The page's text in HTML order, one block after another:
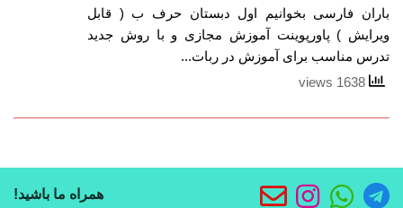
باران فارسی بخوانیم اول دبستان حرف ب ( قابل
ویرایش ) پاورپوینت آموزش مجازی و با روش جدید
تدرس مناسب برای آموزش در ربات...
همراه ما باشید!